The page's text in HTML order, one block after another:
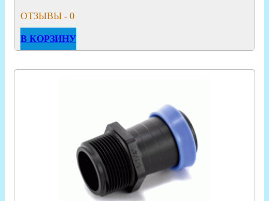
ОТЗЫВЫ - 0
В КОРЗИНУ